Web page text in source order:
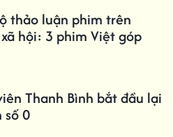
thảo luận phim trên
hội: 3 phim Việt góp
Thanh Bình bắt đầu lại
số 0